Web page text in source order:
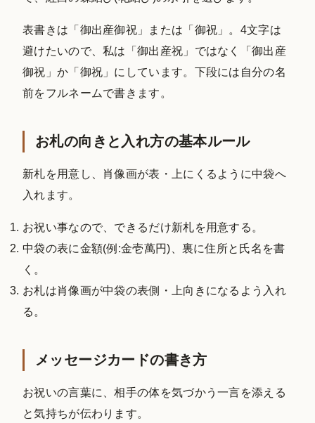
表書きは「御出産御祝」または「御祝」。4文字は
避けたいので、私は「御出産祝」ではなく「御出産
御祝」か「御祝」にしています。下段には自分の名
前をフルネームで書きます。
お札の向きと入れ方の基本ルール
新札を用意し、肖像画が表・上にくるように中袋へ
入れます。
お祝い事なので、できるだけ新札を用意する。
中袋の表に金額(例:金壱萬円)、裏に住所と氏名を書
く。
お札は肖像画が中袋の表側・上向きになるよう入れ
る。
メッセージカードの書き方
お祝いの言葉に、相手の体を気づかう一言を添える
と気持ちが伝わります。